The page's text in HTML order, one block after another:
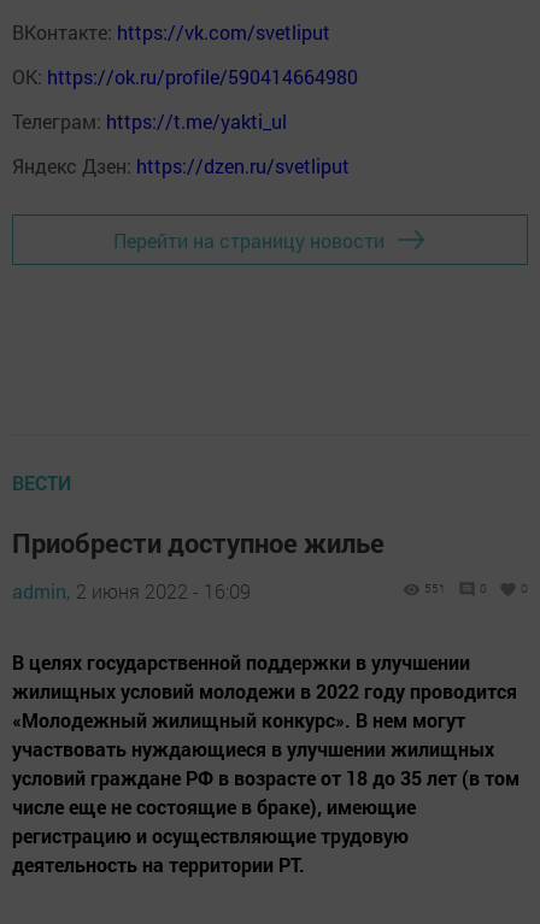
ВКонтакте: https://vk.com/svetliput
ОК: https://ok.ru/profile/590414664980
Телеграм: https://t.me/yakti_ul
Яндекс Дзен: https://dzen.ru/svetliput
Перейти на страницу новости
ВЕСТИ
Приобрести доступное жилье
admin, 2 июня 2022 - 16:09 551 0 0
В целях государственной поддержки в улучшении
жилищных условий молодежи в 2022 году проводится
«Молодежный жилищный конкурс». В нем могут
участвовать нуждающиеся в улучшении жилищных
условий граждане РФ в возрасте от 18 до 35 лет (в том
числе еще не состоящие в браке), имеющие
регистрацию и осуществляющие трудовую
деятельность на территории РТ.